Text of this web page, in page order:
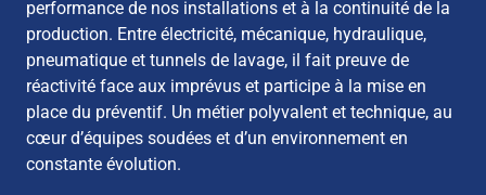
performance de nos installations et à la continuité de la
production. Entre électricité, mécanique, hydraulique,
pneumatique et tunnels de lavage, il fait preuve de
réactivité face aux imprévus et participe à la mise en
place du préventif. Un métier polyvalent et technique, au
cœur d’équipes soudées et d’un environnement en
constante évolution.